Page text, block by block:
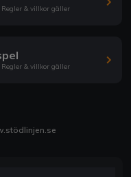
& villkor gäller
& villkor gäller